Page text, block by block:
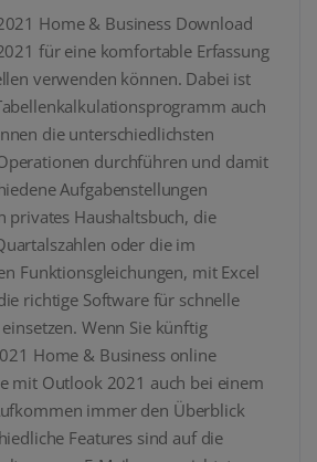
Home & Business Download
für eine komfortable Erfassung
verwenden können. Dabei ist
auch
die unterschiedlichsten
durchführen und damit
Aufgabenstellungen
privates Haushaltsbuch, die
oder die im
Funktionsgleichungen, mit Excel
richtige Software für schnelle
Wenn Sie künftig
Home & Business online
mit Outlook 2021 auch bei einem
immer den Überblick
Features sind auf die